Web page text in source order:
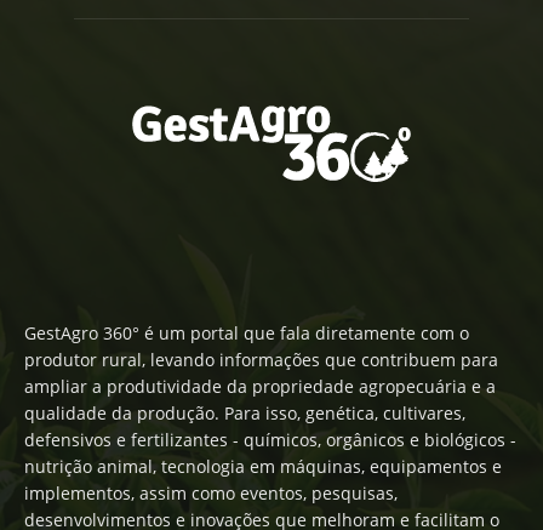
GestAgro 360° é um portal que fala diretamente com o
produtor rural, levando informações que contribuem para
ampliar a produtividade da propriedade agropecuária e a
qualidade da produção. Para isso, genética, cultivares,
defensivos e fertilizantes - químicos, orgânicos e biológicos -
nutrição animal, tecnologia em máquinas, equipamentos e
implementos, assim como eventos, pesquisas,
desenvolvimentos e inovações que melhoram e facilitam o